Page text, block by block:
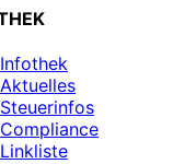
Infothek
Aktuelles
Steuerinfos
Compliance
Linkliste